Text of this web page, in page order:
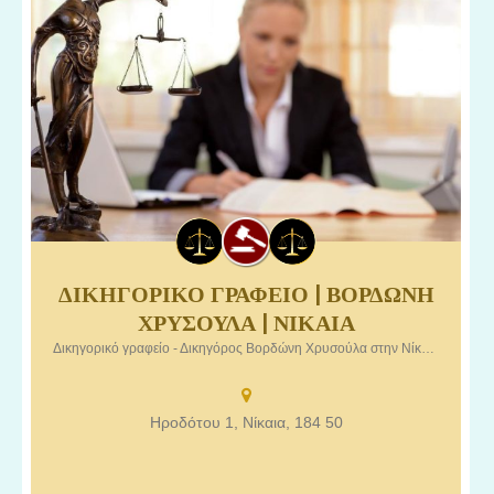
Δικηγορικό γραφείο – Δικηγόρος Βορδώνη Χρυσούλα στην
Νίκαια Αττικής.
ΔΙΚΗΓΟΡΙΚΟ ΓΡΑΦΕΙΟ | ΒΟΡΔΩΝΗ
ΧΡΥΣΟΥΛΑ | ΝΙΚΑΙΑ
Δικηγορικό γραφείο - Δικηγόρος Βορδώνη Χρυσούλα στην Νίκαια Αττικής.
Ηροδότου 1, Νίκαια, 184 50